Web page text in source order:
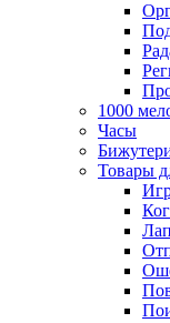
1000
Часы
Товары